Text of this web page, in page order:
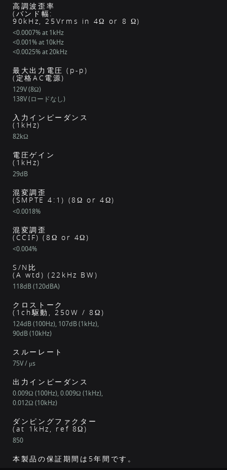
高調波歪率
(バンド幅:
90kHz, 25Vrms in 4Ω or 8 Ω)
<0.0007% at 1kHz
<0.001% at 10kHz
<0.0025% at 20kHz
最大出力電圧 (p-p)
(定格AC電源)
129V (8Ω)
138V (ロードなし)
入力インピーダンス
(1kHz)
82kΩ
電圧ゲイン
(1kHz)
29dB
混変調歪
(SMPTE 4:1) (8Ω or 4Ω)
<0.0018%
混変調歪
(CCIF) (8Ω or 4Ω)
<0.004%
S/N比
(A wtd) (22kHz BW)
118dB (120dBA)
クロストーク
(1ch駆動, 250W / 8Ω)
124dB (100Hz), 107dB (1kHz),
90dB (10kHz)
スルーレート
75V / μs
出力インピーダンス
0.009Ω (100Hz), 0.009Ω (1kHz),
0.012Ω (10kHz)
ダンピングファクター
(at 1kHz, ref 8Ω)
850
本製品の保証期間は5年間です。